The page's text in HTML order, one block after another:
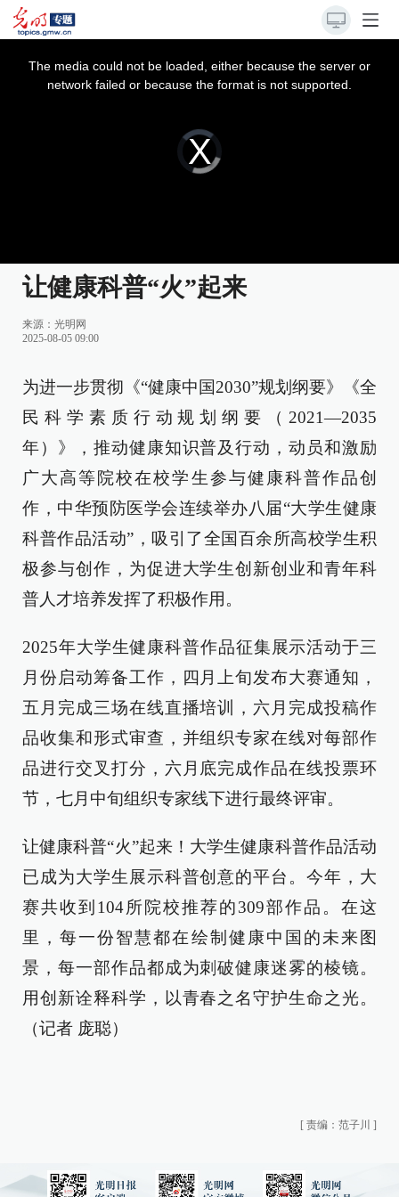
Video
Player
loading.
The media could not be loaded, either because the server or
network failed or because the format is not supported.
让健康科普“火”起来
来源： 光明网
2025-08-05 09:00
为进一步贯彻《“健康中国2030”规划纲要》《全
民科学素质行动规划纲要（2021—2035
年）》，推动健康知识普及行动，动员和激励
广大高等院校在校学生参与健康科普作品创
作，中华预防医学会连续举办八届“大学生健康
科普作品活动”，吸引了全国百余所高校学生积
极参与创作，为促进大学生创新创业和青年科
普人才培养发挥了积极作用。
2025年大学生健康科普作品征集展示活动于三
月份启动筹备工作，四月上旬发布大赛通知，
五月完成三场在线直播培训，六月完成投稿作
品收集和形式审查，并组织专家在线对每部作
品进行交叉打分，六月底完成作品在线投票环
节，七月中旬组织专家线下进行最终评审。
让健康科普“火”起来！大学生健康科普作品活动
已成为大学生展示科普创意的平台。今年，大
赛共收到104所院校推荐的309部作品。在这
里，每一份智慧都在绘制健康中国的未来图
景，每一部作品都成为刺破健康迷雾的棱镜。
用创新诠释科学，以青春之名守护生命之光。
（记者 庞聪）
[ 责编：范子川 ]